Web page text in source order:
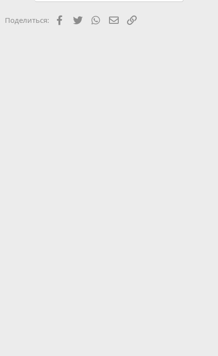
Поделиться: Facebook
Twitter WhatsAppЭлектронная почта